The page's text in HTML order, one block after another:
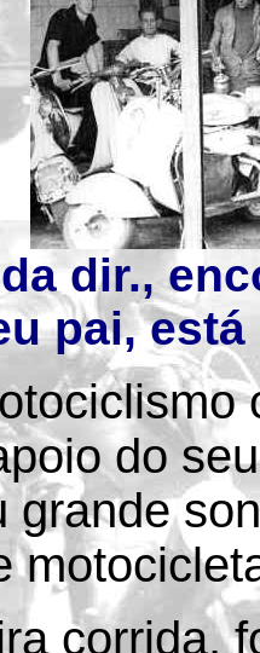
da dir.,
pai,
do
grande
corrida,